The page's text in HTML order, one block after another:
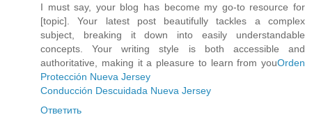
I must say, your blog has become my go-to resource for
[topic]. Your latest post beautifully tackles a complex
subject, breaking it down into easily understandable
concepts. Your writing style is both accessible and
authoritative, making it a pleasure to learn from youOrden
Protección Nueva Jersey
Conducción Descuidada Nueva Jersey
Ответить